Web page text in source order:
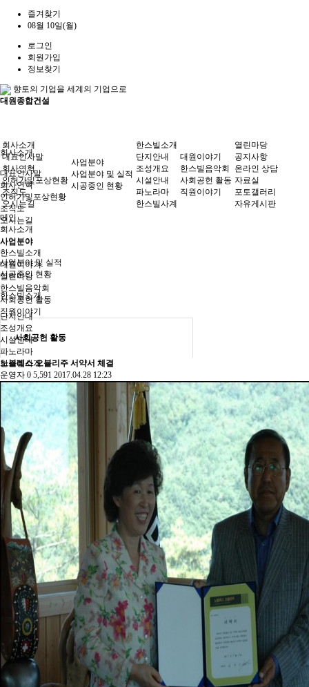
즐겨찾기
08월 10일(월)
로그인
회원가입
정보찾기
향토의 기업을 세계의 기업으로
대원종합건설
회사소개
대표인사말
회사연혁
인허가및포상현황
조직도
오시는길
사업분야
사업분야 및 실적
시공중인 현황
한스빌소개
단지안내
조성개요
시설안내
파노라마
한스빌사계
대원이야기
한스빌음악회
사회공헌 활동
직원이야기
열린마당
공지사항
온라인 상담
자료실
포토갤러리
자유게시판
회사소개
대표인사말
회사연혁
인허가및포상현황
조직도
오시는길
사업분야
사업분야 및 실적
시공중인 현황
한스빌소개
단지안내
조성개요
시설안내
파노라마
한스빌사계
대원이야기
한스빌음악회
사회공헌 활동
직원이야기
열린마당
공지사항
온라인 상담
자료실
포토갤러리
자유게시판
메인
회사소개
사업분야
한스빌소개
대원이야기
열린마당
한스빌음악회
사회공헌 활동
직원이야기
사회공헌 활동
노블레스 오블리주 서약서 체결
운영자 0 5,591 2017.04.28 12:23